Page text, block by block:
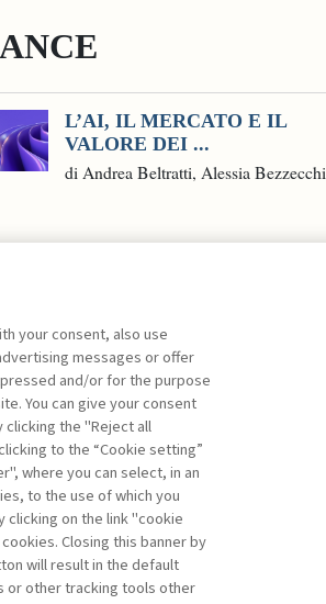
L’AI, IL MERCATO E IL
VALORE DEI ...
di Andrea Beltratti, Alessia Bezzecchi
Premium
FacebookTwitterLinkedin
your consent, also use
messages or offer
and/or for the purpose
You can give your consent
the "Reject all
to the “Cookie setting”
where you can select, in an
to the use of which you
clicking on the link "cookie
Closing this banner by
will result in the default
or other tracking tools other